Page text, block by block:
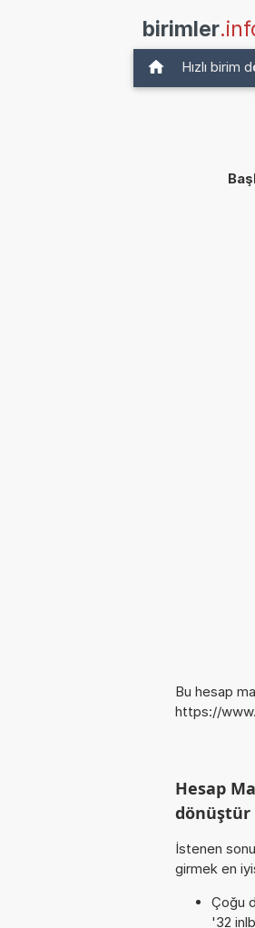
birimler
Hızlı birim
Bu hesap
https://
Hesap
dönüştür
İstenen
girmek en
Çoğu
'32